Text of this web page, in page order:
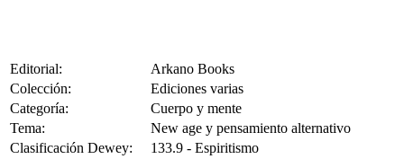
Editorial:
Arkano Books
Colección:
Ediciones varias
Categoría:
Cuerpo y mente
Tema:
New age y pensamiento alternativo
Clasificación Dewey:
133.9 - Espiritismo